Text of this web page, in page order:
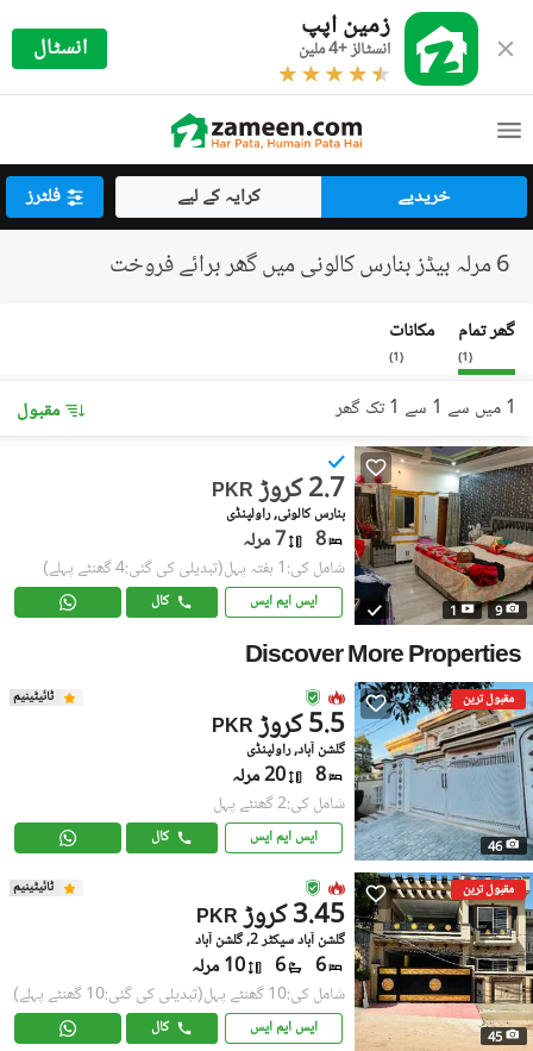
زمین اپپ
انسٹالز +4 ملین انسٹال
خریدیے کرایہ کے لیے فلٹرز
6 مرلہ بیڈز بنارس کالونی میں گھر برائے فروخت
گھر تمام
(
1
)
مکانات
(
1
)
1 میں سے 1 سے 1 تک گھر مقبول
9
1
PKR 2.7 کروڑ
بنارس کالونی, راولپنڈی
8 7 مرلہ
شامل کی:1 ہفتہ پہل (تبدیلی کی گئی:4 گھنٹے پہلے)
ایس ایم ایس کال
Discover More Properties
مقبول ترین
46
ٹائیٹینیم
PKR 5.5 کروڑ
گلشن آباد, راولپنڈی
8 20 مرلہ
شامل کی:2 گھنٹے پہل
ایس ایم ایس کال
مقبول ترین
45
ٹائیٹینیم
PKR 3.45 کروڑ
گلشن آباد سیکٹر 2, گلشن آباد
6
6 10 مرلہ
شامل کی:10 گھنٹے پہل (تبدیلی کی گئی:10 گھنٹے پہلے)
ایس ایم ایس کال